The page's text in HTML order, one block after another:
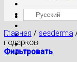
Где моя
Русский
Главная / sesderma
подарков
Фильтровать